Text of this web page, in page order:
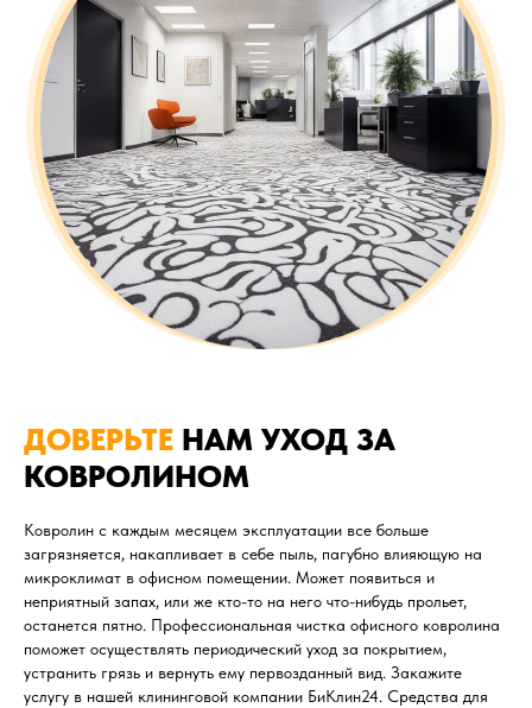
ДОВЕРЬТЕ НАМ УХОД ЗА
КОВРОЛИНОМ
Ковролин с каждым месяцем эксплуатации все больше
загрязняется, накапливает в себе пыль, пагубно влияющую на
микроклимат в офисном помещении. Может появиться и
неприятный запах, или же кто-то на него что-нибудь прольет,
останется пятно. Профессиональная чистка офисного ковролина
поможет осуществлять периодический уход за покрытием,
устранить грязь и вернуть ему первозданный вид. Закажите
услугу в нашей клининговой компании БиКлин24. Средства для